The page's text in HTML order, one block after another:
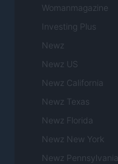
Womanmagazine
Investing Plus
Newz
Newz US
Newz California
Newz Texas
Newz Florida
Newz New York
Newz Pennsylvania